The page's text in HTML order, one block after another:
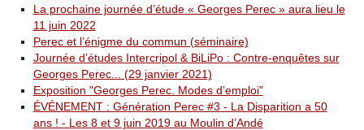
La prochaine journée d’étude « Georges Perec » aura lieu le
11 juin 2022
Perec et l’énigme du commun (séminaire)
Journée d’études Intercripol & BiLiPo : Contre-enquêtes sur
Georges Perec... (29 janvier 2021)
Exposition "Georges Perec. Modes d’emploi"
ÉVÉNEMENT : Génération Perec #3 - La Disparition a 50
ans ! - Les 8 et 9 juin 2019 au Moulin d’Andé